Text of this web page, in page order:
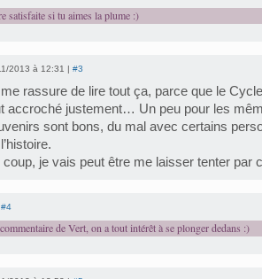
satisfaite si tu aimes la plume :)
2013 à 12:31 | #3
rassure de lire tout ça, parce que le
accroché justement… Un peu pour les
sont bons, du mal avec certains
coup, je vais peut être me laisser tenter par
#4
de Vert, on a tout intérêt à se plonger dedans :)